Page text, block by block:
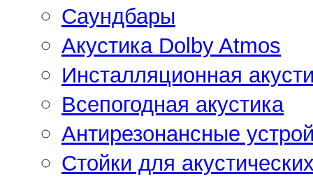
Саундбары
Акустика Dolby Atmos
Инсталляционная
Всепогодная акустика
Антирезонансные
Стойки для